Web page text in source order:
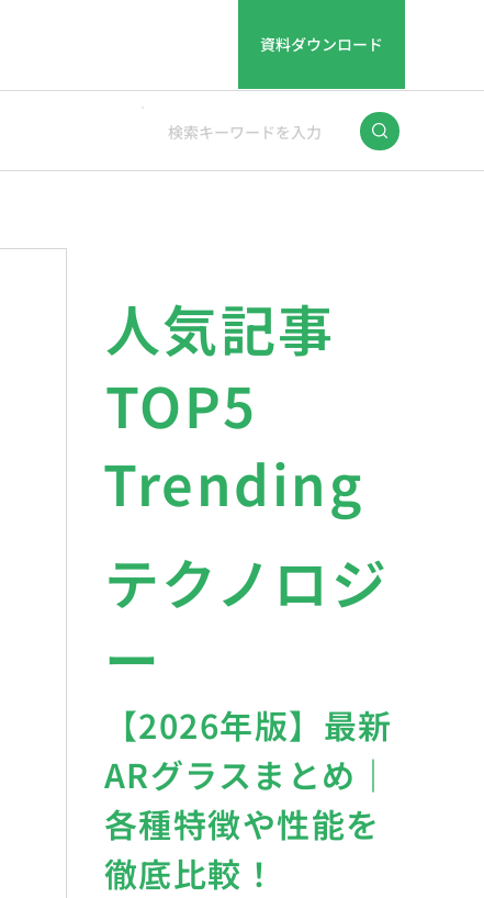
資料ダウンロード
人気記事
TOP5
Trending
テクノロジ
ー
【2026年版】最新
ARグラスまとめ｜
各種特徴や性能を
徹底比較！